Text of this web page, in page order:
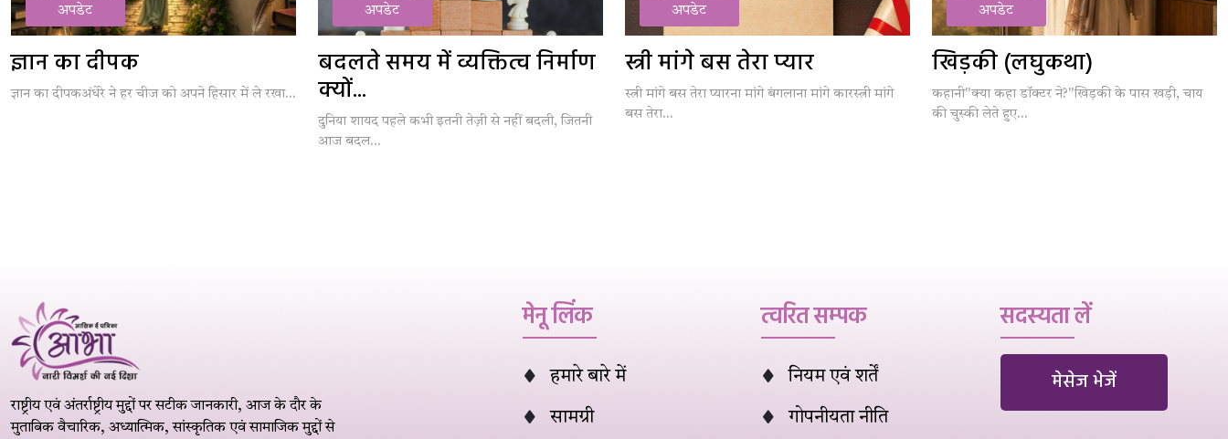
अपडेट
ज्ञान का दीपक
ज्ञान का दीपकअंधेरे ने हर चीज को अपने हिसार में ले रखा...
अपडेट
बदलते समय में व्यक्तित्व निर्माण
क्यों...
दुनिया शायद पहले कभी इतनी तेज़ी से नहीं बदली, जितनी
आज बदल...
अपडेट
स्त्री मांगे बस तेरा प्यार
स्त्री मांगे बस तेरा प्यारना मांगे बंगलाना मांगे कारस्त्री मांगे
बस तेरा...
अपडेट
खिड़की (लघुकथा)
कहानी"क्या कहा डॉक्टर ने?"खिड़की के पास खड़ी, चाय
की चुस्की लेते हुए...
राष्ट्रीय एवं अंतर्राष्ट्रीय मुद्दों पर सटीक जानकारी, आज के दौर के
मुताबिक वैचारिक, अध्यात्मिक, सांस्कृतिक एवं सामाजिक मुद्दों से
मेनू लिंक
हमारे बारे में
सामग्री
त्वरित सम्पक
नियम एवं शर्तें
गोपनीयता नीति
सदस्यता लें
मेसेज भेजें